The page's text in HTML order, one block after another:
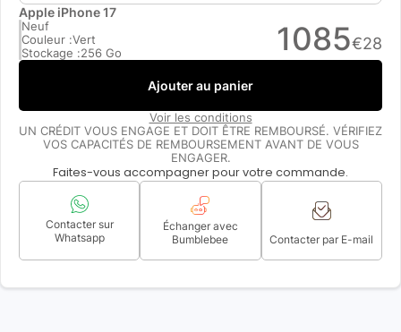
Apple iPhone 17
Neuf
Couleur :Vert
Stockage :256 Go 1085€28
Ajouter au panier
Voir les conditions
UN CRÉDIT VOUS ENGAGE ET DOIT ÊTRE REMBOURSÉ. VÉRIFIEZ
VOS CAPACITÉS DE REMBOURSEMENT AVANT DE VOUS
ENGAGER.
Faites-vous accompagner pour votre commande.
Contacter sur
Whatsapp
Échanger avec
Bumblebee
Contacter par E-mail